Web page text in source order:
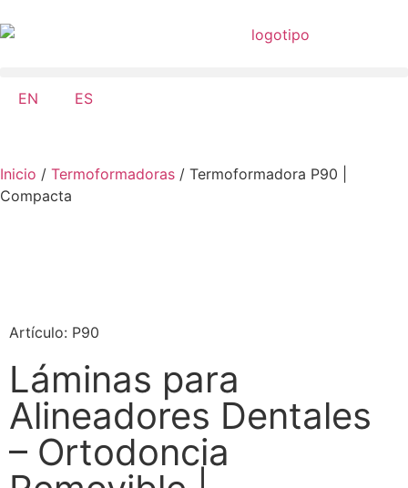
EN ES
Inicio / Termoformadoras / Termoformadora P90 |
Compacta
Artículo: P90
Láminas para
Alineadores Dentales
– Ortodoncia